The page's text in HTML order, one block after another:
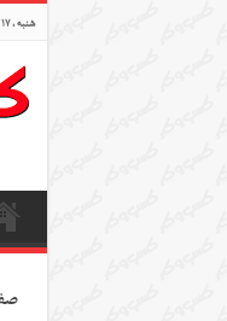
شنبه , ۱۷ مرداد ۱۴۰۵